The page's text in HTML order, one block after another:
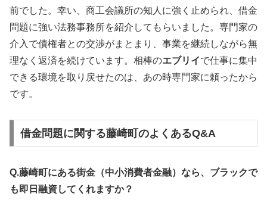
前でした。幸い、商工会議所の知人に強く止められ、借金
問題に強い法務事務所を紹介してもらいました。専門家の
介入で債権者との交渉がまとまり、事業を継続しながら無
理なく返済を続けています。相棒のエブリイで仕事に集中
できる環境を取り戻せたのは、あの時専門家に頼ったから
です。
借金問題に関する藤崎町のよくあるQ&A
Q.藤崎町にある街金（中小消費者金融）なら、ブラックで
も即日融資してくれますか？